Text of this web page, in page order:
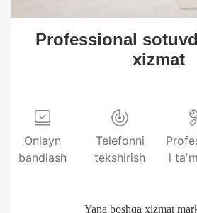
Professional
xizmat
Onlayn
bandlash
Telefonni
tekshirish
l
Yana boshqa xizmat